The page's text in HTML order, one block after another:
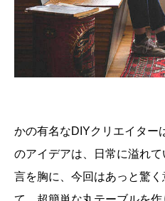
かの有名なDIYクリエイター
のアイデアは、日常に溢れ
言を胸に、今回はあっと驚く